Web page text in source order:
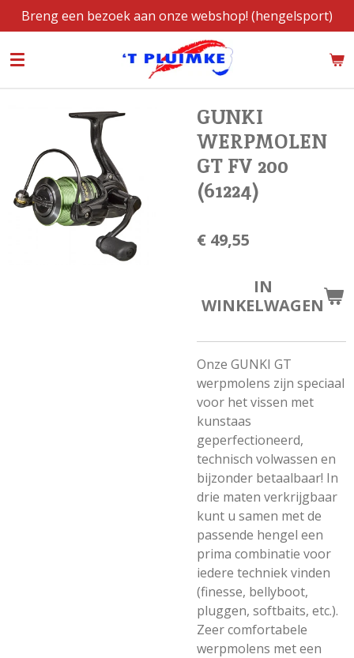
direct
naar
Breng een bezoek aan onze webshop! (hengelsport)
GUNKI
WERPMOLEN
GT FV 200
(61224)
€ 49,55
IN
WINKELWAGEN
Onze GUNKI GT
werpmolens zijn speciaal
voor het vissen met
kunstaas
geperfectioneerd,
technisch volwassen en
bijzonder betaalbaar! In
drie maten verkrijgbaar
kunt u samen met de
passende hengel een
prima combinatie voor
iedere techniek vinden
(finesse, bellyboot,
pluggen, softbaits, etc.).
Zeer comfortabele
werpmolens met een